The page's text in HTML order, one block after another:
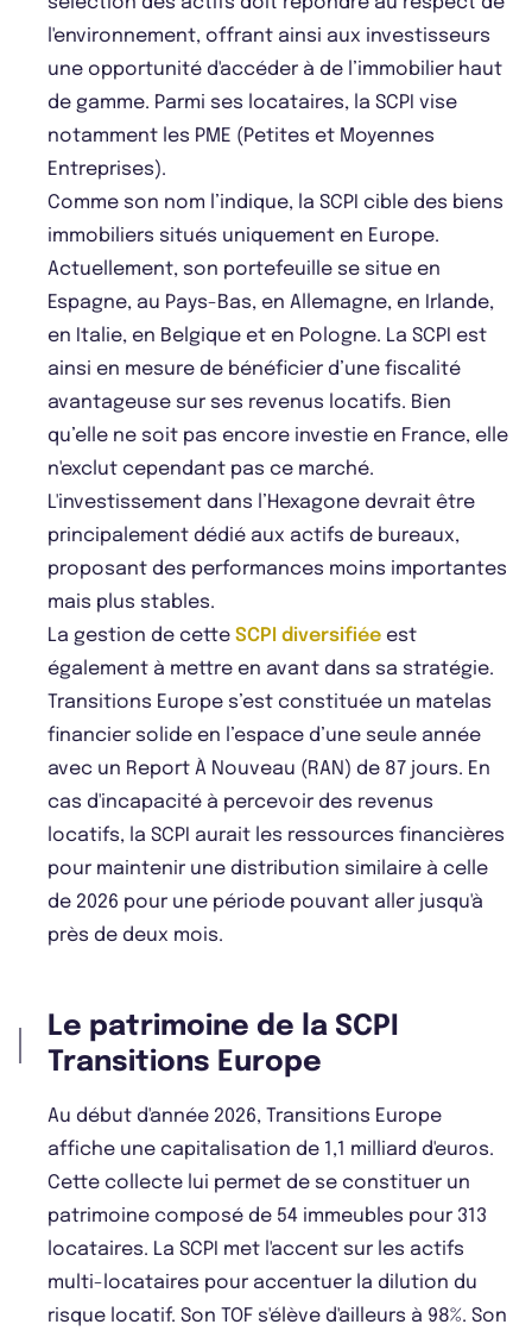
l'environnement, offrant ainsi aux investisseurs
une opportunité d'accéder à de l’immobilier haut
de gamme. Parmi ses locataires, la SCPI vise
notamment les PME (Petites et Moyennes
Entreprises).
Comme son nom l’indique, la SCPI cible des biens
immobiliers situés uniquement en Europe.
Actuellement, son portefeuille se situe en
Espagne, au Pays-Bas, en Allemagne, en Irlande,
en Italie, en Belgique et en Pologne. La SCPI est
ainsi en mesure de bénéficier d’une fiscalité
avantageuse sur ses revenus locatifs. Bien
qu’elle ne soit pas encore investie en France, elle
n'exclut cependant pas ce marché.
L'investissement dans l’Hexagone devrait être
principalement dédié aux actifs de bureaux,
proposant des performances moins importantes
mais plus stables.
La gestion de cette SCPI diversifiée est
également à mettre en avant dans sa stratégie.
Transitions Europe s’est constituée un matelas
financier solide en l’espace d’une seule année
avec un Report À Nouveau (RAN) de 87 jours. En
cas d'incapacité à percevoir des revenus
locatifs, la SCPI aurait les ressources financières
pour maintenir une distribution similaire à celle
de 2026 pour une période pouvant aller jusqu'à
près de deux mois.
Le patrimoine de la SCPI
Transitions Europe
Au début d'année 2026, Transitions Europe
affiche une capitalisation de 1,1 milliard d'euros.
Cette collecte lui permet de se constituer un
patrimoine composé de 54 immeubles pour 313
locataires. La SCPI met l'accent sur les actifs
multi-locataires pour accentuer la dilution du
risque locatif. Son TOF s'élève d'ailleurs à 98%. Son